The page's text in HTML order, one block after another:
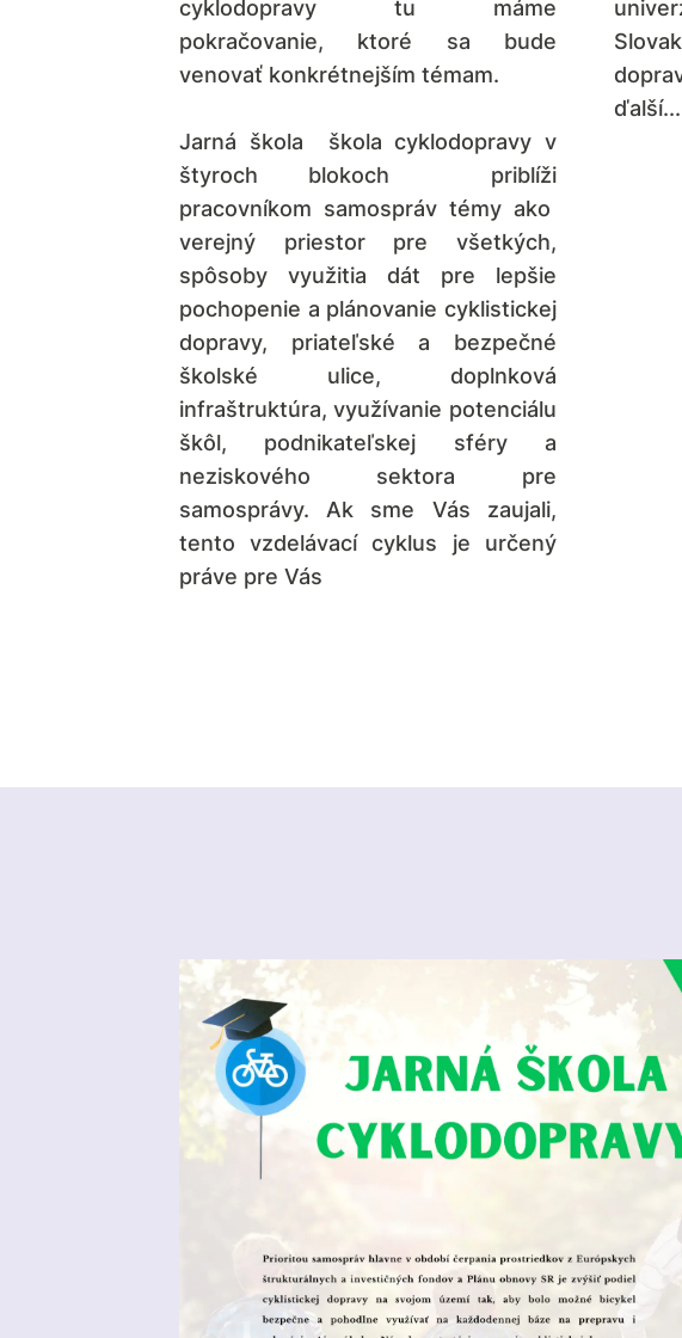
cyklodopravy tu máme
pokračovanie, ktoré sa bude
venovať konkrétnejším témam.
Jarná škola škola cyklodopravy v
štyroch blokoch priblíži
pracovníkom samospráv témy ako
verejný priestor pre všetkých,
spôsoby využitia dát pre lepšie
pochopenie a plánovanie cyklistickej
dopravy, priateľské a bezpečné
školské ulice, doplnková
infraštruktúra, využívanie potenciálu
škôl, podnikateľskej sféry a
neziskového sektora pre
samosprávy. Ak sme Vás zaujali,
tento vzdelávací cyklus je určený
práve pre Vás
ďalší...